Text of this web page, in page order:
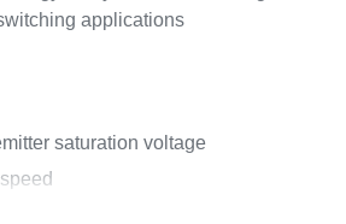
applications
saturation voltage